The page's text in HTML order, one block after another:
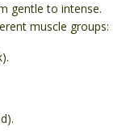
gentle to intense.
muscle groups: